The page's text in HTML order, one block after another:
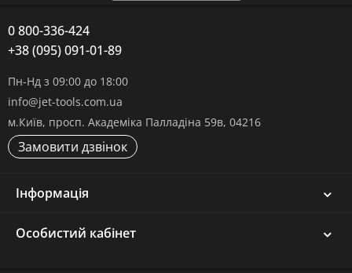
0 800-336-424
+38 (095) 091-01-89
Пн-Нд з 09:00 до 18:00
info@jet-tools.com.ua
м.Київ, просп. Академіка Палладіна 59в, 04216
Замовити дзвінок
Інформація
Особистий кабінет